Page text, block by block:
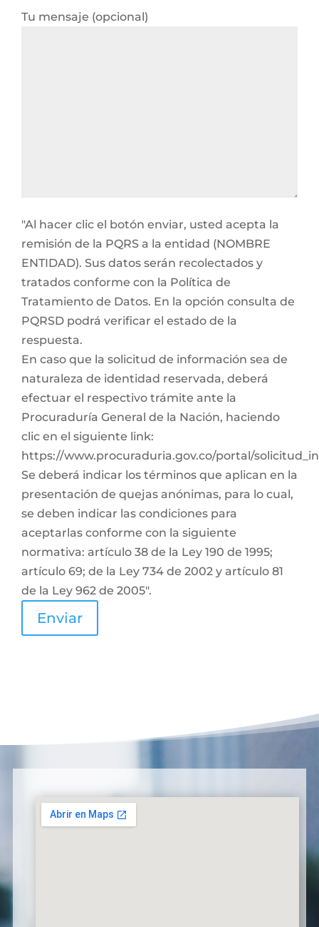
Tu mensaje (opcional)
"Al hacer clic el botón enviar, usted acepta la
remisión de la PQRS a la entidad (NOMBRE
ENTIDAD). Sus datos serán recolectados y
tratados conforme con la Política de
Tratamiento de Datos. En la opción consulta de
PQRSD podrá verificar el estado de la
respuesta.
En caso que la solicitud de información sea de
naturaleza de identidad reservada, deberá
efectuar el respectivo trámite ante la
Procuraduría General de la Nación, haciendo
clic en el siguiente link:
https://www.procuraduria.gov.co/portal/
Se deberá indicar los términos que aplican en la
presentación de quejas anónimas, para lo cual,
se deben indicar las condiciones para
aceptarlas conforme con la siguiente
normativa: artículo 38 de la Ley 190 de 1995;
artículo 69; de la Ley 734 de 2002 y artículo 81
de la Ley 962 de 2005".
Enviar